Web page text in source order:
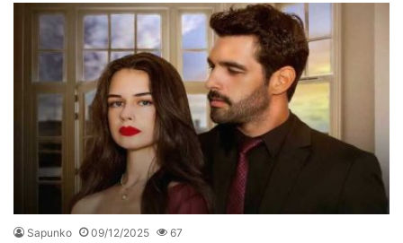
Sapunko 09/12/2025 67